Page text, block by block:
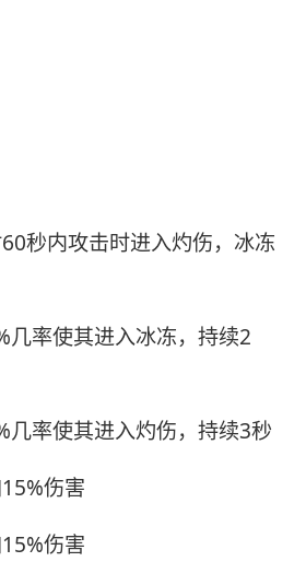
秒内攻击时进入灼伤，冰冻
几率使其进入冰冻，持续2
几率使其进入灼伤，持续3秒
伤害
伤害